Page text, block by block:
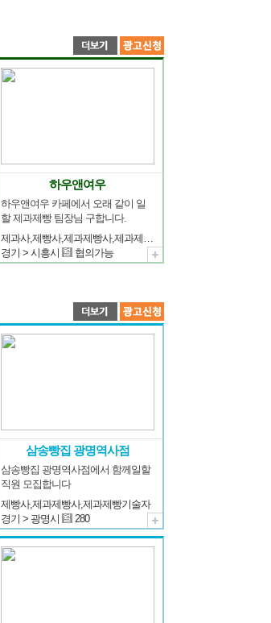
하우앤여우
하우앤여우 카페에서 오래 같이 일
할 제과제빵 팀장님 구합니다.
제과사,제빵사,제과제빵사,제과제빵장,파티쉐(파티시에),제과제빵기술자,제과제빵강사
경기 > 시흥시
협의가능
삼송빵집 광명역사점
삼송빵집 광명역사점에서 함께일할
직원 모집합니다
제빵사,제과제빵사,제과제빵기술자
경기 > 광명시
280